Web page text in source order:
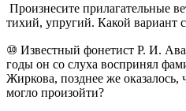
Произнесите прилагательные
тихий, упругий. Какой вариант
⑩ Известный фонетист Р. И.
годы он со слуха воспринял
Жиркова, позднее же
могло произойти?